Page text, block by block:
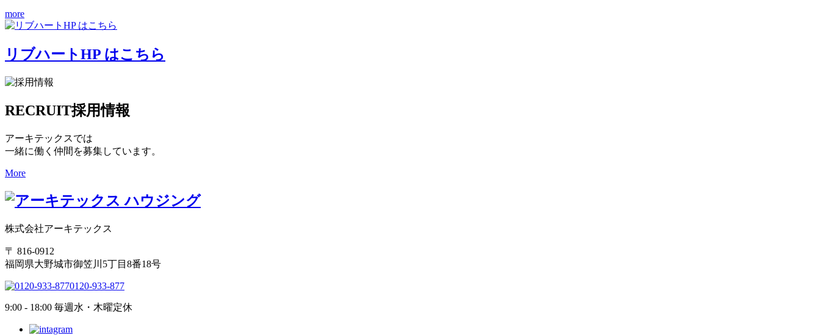
more
リブハートHP はこちら
RECRUIT採用情報
アーキテックスでは
一緒に働く仲間を募集しています。
More
株式会社アーキテックス
〒 816-0912
福岡県大野城市御笠川5丁目8番18号
0120-933-877
9:00 - 18:00 毎週水・木曜定休